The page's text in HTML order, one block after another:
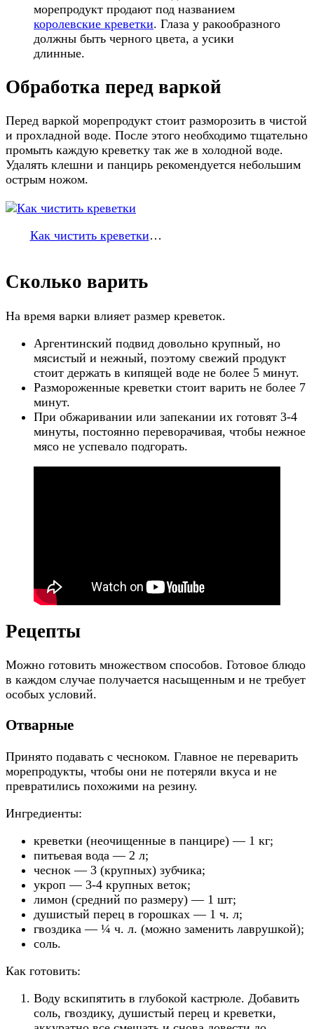
морепродукт продают под названием
королевские креветки. Глаза у ракообразного
должны быть черного цвета, а усики
длинные.
Обработка перед варкой
Перед варкой морепродукт стоит разморозить в чистой
и прохладной воде. После этого необходимо тщательно
промыть каждую креветку так же в холодной воде.
Удалять клешни и панцирь рекомендуется небольшим
острым ножом.
Как чистить креветки…
Сколько варить
На время варки влияет размер креветок.
Аргентинский подвид довольно крупный, но
мясистый и нежный, поэтому свежий продукт
стоит держать в кипящей воде не более 5 минут.
Размороженные креветки стоит варить не более 7
минут.
При обжаривании или запекании их готовят 3-4
минуты, постоянно переворачивая, чтобы нежное
мясо не успевало подгорать.
Рецепты
Можно готовить множеством способов. Готовое блюдо
в каждом случае получается насыщенным и не требует
особых условий.
Отварные
Принято подавать с чесноком. Главное не переварить
морепродукты, чтобы они не потеряли вкуса и не
превратились похожими на резину.
Ингредиенты:
креветки (неочищенные в панцире) — 1 кг;
питьевая вода — 2 л;
чеснок — 3 (крупных) зубчика;
укроп — 3-4 крупных веток;
лимон (средний по размеру) — 1 шт;
душистый перец в горошках — 1 ч. л;
гвоздика — ¼ ч. л. (можно заменить лаврушкой);
соль.
Как готовить:
Воду вскипятить в глубокой кастрюле. Добавить
соль, гвоздику, душистый перец и креветки,